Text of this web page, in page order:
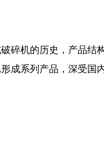
碎机的历史，产品结
成系列产品，深受国